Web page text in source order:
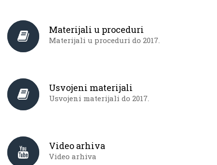
Materijali u proceduri
Materijali u proceduri do 2017.
Usvojeni materijali
Usvojeni materijali do 2017.
Video arhiva
Video arhiva